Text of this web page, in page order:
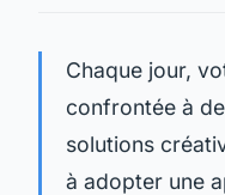
Chaque jour,
confrontée à
solutions
à adopter une